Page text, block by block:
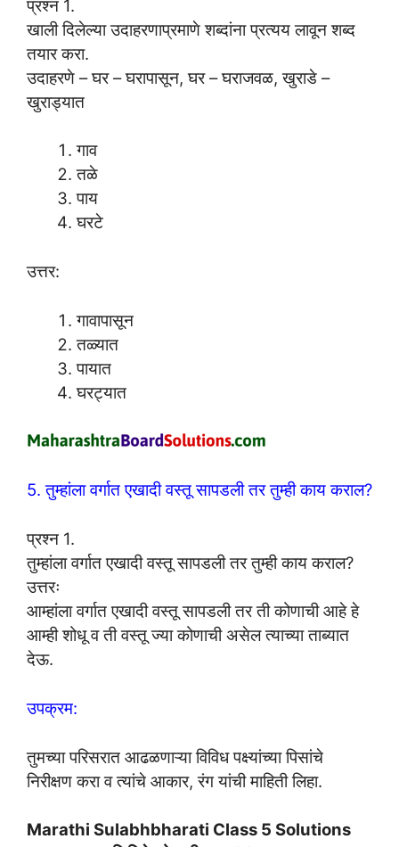
प्रश्न 1.
खाली दिलेल्या उदाहरणाप्रमाणे शब्दांना प्रत्यय लावून शब्द
तयार करा.
उदाहरणे – घर – घरापासून, घर – घराजवळ, खुराडे –
खुराड्यात
गाव
तळे
पाय
घरटे
उत्तर:
गावापासून
तळ्यात
पायात
घरट्यात
5. तुम्हांला वर्गात एखादी वस्तू सापडली तर तुम्ही काय कराल?
प्रश्न 1.
तुम्हांला वर्गात एखादी वस्तू सापडली तर तुम्ही काय कराल?
उत्तरः
आम्हांला वर्गात एखादी वस्तू सापडली तर ती कोणाची आहे हे
आम्ही शोधू व ती वस्तू ज्या कोणाची असेल त्याच्या ताब्यात
देऊ.
उपक्रम:
तुमच्या परिसरात आढळणाऱ्या विविध पक्ष्यांच्या पिसांचे
निरीक्षण करा व त्यांचे आकार, रंग यांची माहिती लिहा.
Marathi Sulabhbharati Class 5 Solutions